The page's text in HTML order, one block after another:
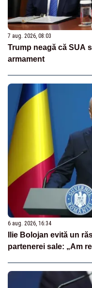
7 aug. 2026, 08:03
Trump neagă că SUA
armament
6 aug. 2026, 16:34
Ilie Bolojan evită un
partenerei sale: „Am